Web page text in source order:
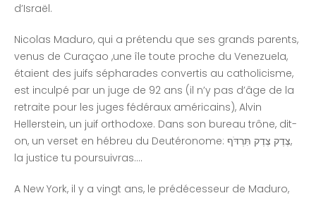
d’Israël.
Nicolas Maduro, qui a prétendu que ses grands parents,
venus de Curaçao ,une île toute proche du Venezuela,
étaient des juifs sépharades convertis au catholicisme,
est inculpé par un juge de 92 ans (il n’y pas d’âge de la
retraite pour les juges fédéraux américains), Alvin
Hellerstein, un juif orthodoxe. Dans son bureau trône, dit-
on, un verset en hébreu du Deutéronome: צֶדֶק צֶדֶק תִּרְדֹּף,
la justice tu poursuivras….
A New York, il y a vingt ans, le prédécesseur de Maduro,